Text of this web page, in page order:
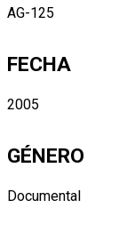
AG-125
FECHA
2005
GÉNERO
Documental